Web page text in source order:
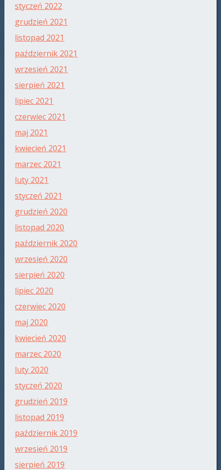
styczeń 2022
grudzień 2021
listopad 2021
październik 2021
wrzesień 2021
sierpień 2021
lipiec 2021
czerwiec 2021
maj 2021
kwiecień 2021
marzec 2021
luty 2021
styczeń 2021
grudzień 2020
listopad 2020
październik 2020
wrzesień 2020
sierpień 2020
lipiec 2020
czerwiec 2020
maj 2020
kwiecień 2020
marzec 2020
luty 2020
styczeń 2020
grudzień 2019
listopad 2019
październik 2019
wrzesień 2019
sierpień 2019